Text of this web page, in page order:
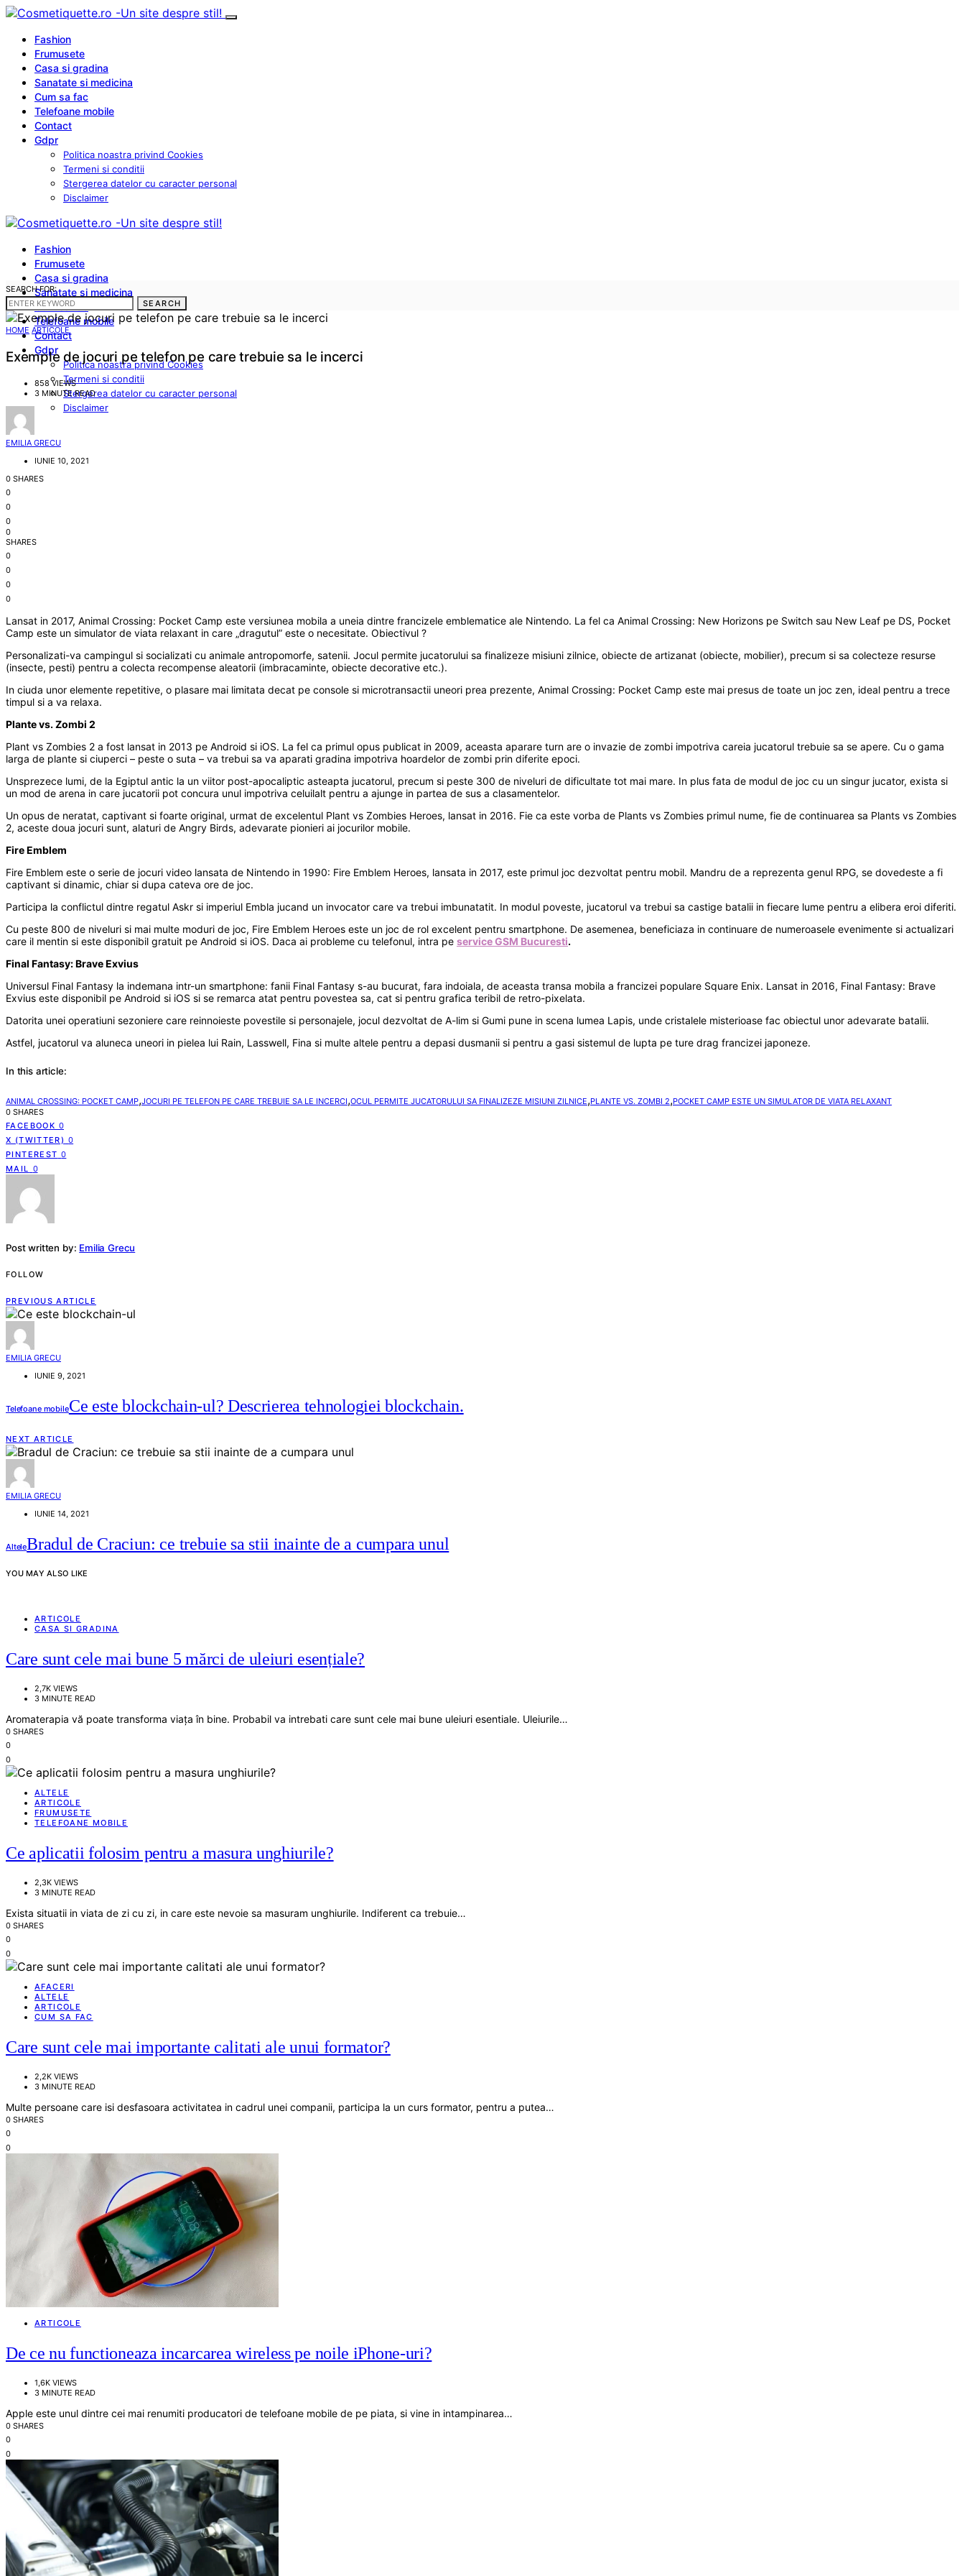
Fashion
Frumusete
Casa si gradina
Sanatate si medicina
Cum sa fac
Telefoane mobile
Contact
Gdpr
Politica noastra privind Cookies
Termeni si conditii
Stergerea datelor cu caracter personal
Disclaimer
Fashion
Frumusete
Casa si gradina
Sanatate si medicina
Cum sa fac
Telefoane mobile
Contact
Gdpr
Politica noastra privind Cookies
Termeni si conditii
Stergerea datelor cu caracter personal
Disclaimer
SEARCH FOR:
SEARCH
HOME ARTICOLE
Exemple de jocuri pe telefon pe care trebuie sa le incerci
858 VIEWS
3 MINUTE READ
EMILIA GRECU
IUNIE 10, 2021
0 SHARES
0
0
0
0
SHARES
0
0
0
0
Lansat in 2017, Animal Crossing: Pocket Camp este versiunea mobila a uneia dintre francizele emblematice ale Nintendo. La fel ca Animal Crossing: New Horizons pe Switch sau New Leaf pe DS, Pocket
Camp este un simulator de viata relaxant in care „dragutul” este o necesitate. Obiectivul ?
Personalizati-va campingul si socializati cu animale antropomorfe, satenii. Jocul permite jucatorului sa finalizeze misiuni zilnice, obiecte de artizanat (obiecte, mobilier), precum si sa colecteze resurse
(insecte, pesti) pentru a colecta recompense aleatorii (imbracaminte, obiecte decorative etc.).
In ciuda unor elemente repetitive, o plasare mai limitata decat pe console si microtransactii uneori prea prezente, Animal Crossing: Pocket Camp este mai presus de toate un joc zen, ideal pentru a trece
timpul si a va relaxa.
Plante vs. Zombi 2
Plant vs Zombies 2 a fost lansat in 2013 pe Android si iOS. La fel ca primul opus publicat in 2009, aceasta aparare turn are o invazie de zombi impotriva careia jucatorul trebuie sa se apere. Cu o gama
larga de plante si ciuperci – peste o suta – va trebui sa va aparati gradina impotriva hoardelor de zombi prin diferite epoci.
Unsprezece lumi, de la Egiptul antic la un viitor post-apocaliptic asteapta jucatorul, precum si peste 300 de niveluri de dificultate tot mai mare. In plus fata de modul de joc cu un singur jucator, exista si
un mod de arena in care jucatorii pot concura unul impotriva celuilalt pentru a ajunge in partea de sus a clasamentelor.
Un opus de neratat, captivant si foarte original, urmat de excelentul Plant vs Zombies Heroes, lansat in 2016. Fie ca este vorba de Plants vs Zombies primul nume, fie de continuarea sa Plants vs Zombies
2, aceste doua jocuri sunt, alaturi de Angry Birds, adevarate pionieri ai jocurilor mobile.
Fire Emblem
Fire Emblem este o serie de jocuri video lansata de Nintendo in 1990: Fire Emblem Heroes, lansata in 2017, este primul joc dezvoltat pentru mobil. Mandru de a reprezenta genul RPG, se dovedeste a fi
captivant si dinamic, chiar si dupa cateva ore de joc.
Participa la conflictul dintre regatul Askr si imperiul Embla jucand un invocator care va trebui imbunatatit. In modul poveste, jucatorul va trebui sa castige batalii in fiecare lume pentru a elibera eroi diferiti.
Cu peste 800 de niveluri si mai multe moduri de joc, Fire Emblem Heroes este un joc de rol excelent pentru smartphone. De asemenea, beneficiaza in continuare de numeroasele evenimente si actualizari
care il mentin si este disponibil gratuit pe Android si iOS. Daca ai probleme cu telefonul, intra pe service GSM Bucuresti.
Final Fantasy: Brave Exvius
Universul Final Fantasy la indemana intr-un smartphone: fanii Final Fantasy s-au bucurat, fara indoiala, de aceasta transa mobila a francizei populare Square Enix. Lansat in 2016, Final Fantasy: Brave
Exvius este disponibil pe Android si iOS si se remarca atat pentru povestea sa, cat si pentru grafica teribil de retro-pixelata.
Datorita unei operatiuni sezoniere care reinnoieste povestile si personajele, jocul dezvoltat de A-lim si Gumi pune in scena lumea Lapis, unde cristalele misterioase fac obiectul unor adevarate batalii.
Astfel, jucatorul va aluneca uneori in pielea lui Rain, Lasswell, Fina si multe altele pentru a depasi dusmanii si pentru a gasi sistemul de lupta pe ture drag francizei japoneze.
In this article:
ANIMAL CROSSING: POCKET CAMP,JOCURI PE TELEFON PE CARE TREBUIE SA LE INCERCI,OCUL PERMITE JUCATORULUI SA FINALIZEZE MISIUNI ZILNICE,PLANTE VS. ZOMBI 2,POCKET CAMP ESTE UN SIMULATOR DE VIATA RELAXANT
0 SHARES
FACEBOOK 0
X (TWITTER) 0
PINTEREST 0
MAIL
0
Post written by: Emilia Grecu
FOLLOW
PREVIOUS ARTICLE
EMILIA GRECU
IUNIE 9, 2021
Telefoane mobileCe este blockchain-ul? Descrierea tehnologiei blockchain.
NEXT ARTICLE
EMILIA GRECU
IUNIE 14, 2021
AlteleBradul de Craciun: ce trebuie sa stii inainte de a cumpara unul
YOU MAY ALSO LIKE
ARTICOLE
CASA SI GRADINA
Care sunt cele mai bune 5 mărci de uleiuri esențiale?
2,7K VIEWS
3 MINUTE READ
Aromaterapia vă poate transforma viața în bine. Probabil va intrebati care sunt cele mai bune uleiuri esentiale. Uleiurile…
0 SHARES
0
0
ALTELE
ARTICOLE
FRUMUSETE
TELEFOANE MOBILE
Ce aplicatii folosim pentru a masura unghiurile?
2,3K VIEWS
3 MINUTE READ
Exista situatii in viata de zi cu zi, in care este nevoie sa masuram unghiurile. Indiferent ca trebuie…
0 SHARES
0
0
AFACERI
ALTELE
ARTICOLE
CUM SA FAC
Care sunt cele mai importante calitati ale unui formator?
2,2K VIEWS
3 MINUTE READ
Multe persoane care isi desfasoara activitatea in cadrul unei companii, participa la un curs formator, pentru a putea…
0 SHARES
0
0
ARTICOLE
De ce nu functioneaza incarcarea wireless pe noile iPhone-uri?
1,6K VIEWS
3 MINUTE READ
Apple este unul dintre cei mai renumiti producatori de telefoane mobile de pe piata, si vine in intampinarea…
0 SHARES
0
0